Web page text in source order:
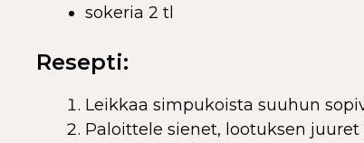
sokeria 2 tl
Resepti:
Leikkaa simpukoista suuhun
Paloittele sienet, lootuksen